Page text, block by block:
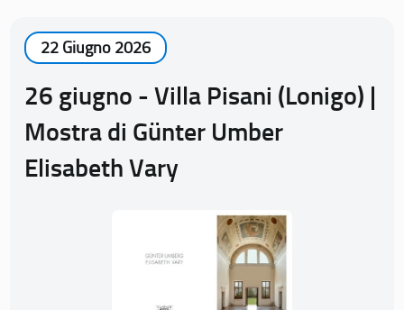
22 Giugno 2026
26 giugno - Villa Pisani (Lonigo) |
Mostra di Günter Umber
Elisabeth Vary